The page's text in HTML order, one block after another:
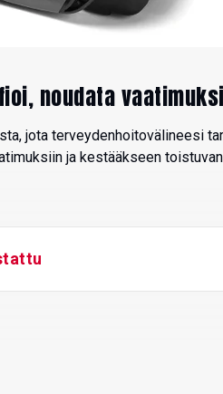
noudata
jota terveydenhoitovälineesi
ja kestääkseen